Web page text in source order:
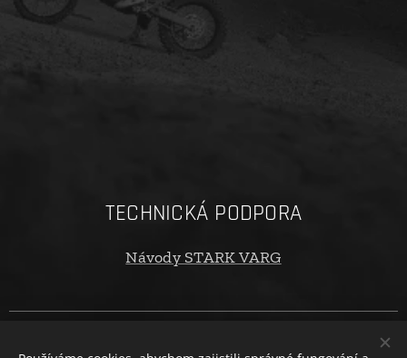
TECHNICKÁ PODPORA
Návody STARK VARG
Obchodní podmínky| Ochrana osobních údajů